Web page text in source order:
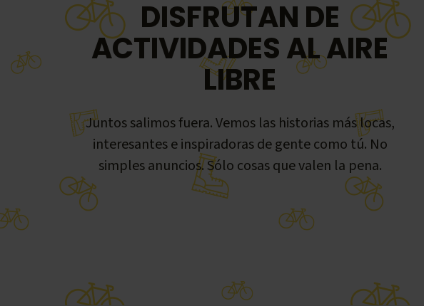
DISFRUTAN DE
ACTIVIDADES AL AIRE
LIBRE
Juntos salimos fuera. Vemos las historias más locas,
interesantes e inspiradoras de gente como tú. No
simples anuncios. Sólo cosas que valen la pena.